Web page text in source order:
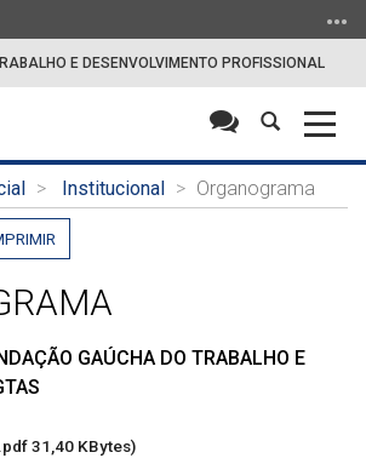
E DESENVOLVIMENTO PROFISSIONAL
Abrir
busca
Institucional Organograma
GAÚCHA DO TRABALHO E
31,40 KBytes)